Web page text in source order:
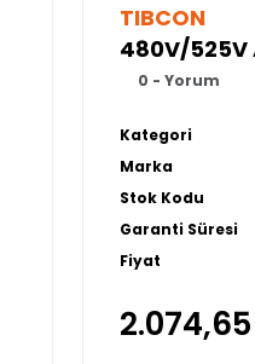
TIBCON
480V/525V
0 - Yorum
Kategori
Marka
Stok Kodu
Garanti Süresi
Fiyat
2.074,65